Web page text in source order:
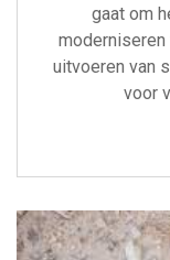
gaat om
moderniseren
uitvoeren van
voor